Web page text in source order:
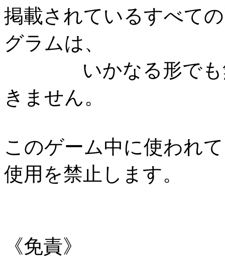
掲載されているすべて
グラムは、
いかなる形でも無
きません。
このゲーム中に使われ
使用を禁止します。
《免責》